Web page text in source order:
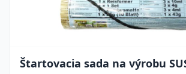
Štartovacia sada na výrobu